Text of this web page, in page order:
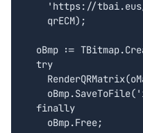
'https://
    qrECM);
oBmp :=
  try
  finally
    oBmp.Free;